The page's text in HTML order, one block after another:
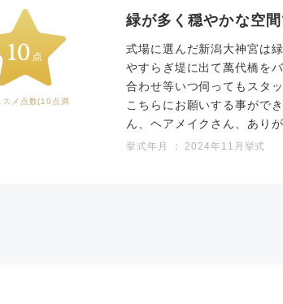
スメ点数(10点満
緑が多く穏やかな空
式場に選んだ新潟大神宮は
やすらぎ堤に出て萬代橋を
合わせ等いつ伺ってもスタ
こちらにお願いする事がで
ん、ヘアメイクさん、あり
挙式年月 ： 2024年11月挙式